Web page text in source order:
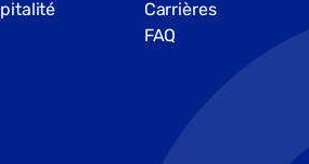
Carrières
FAQ